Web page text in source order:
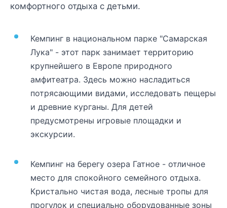
комфортного отдыха с детьми.
Кемпинг в национальном парке "Самарская
Лука" - этот парк занимает территорию
крупнейшего в Европе природного
амфитеатра. Здесь можно насладиться
потрясающими видами, исследовать пещеры
и древние курганы. Для детей
предусмотрены игровые площадки и
экскурсии.
Кемпинг на берегу озера Гатное - отличное
место для спокойного семейного отдыха.
Кристально чистая вода, лесные тропы для
прогулок и специально оборудованные зоны